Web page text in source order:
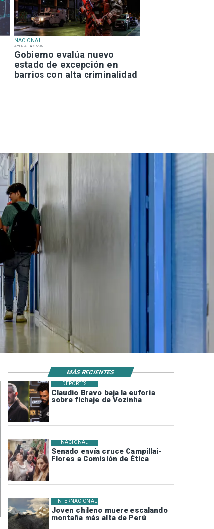
NACIONAL
AYER A LAS 9:49
Gobierno evalúa nuevo
estado de excepción en
barrios con alta criminalidad
Claudio Bravo baja la euforia
sobre fichaje de Vozinha
DEPORTES
Senado envía cruce Campillai-
Flores a Comisión de Ética
NACIONAL
Joven chileno muere escalando
montaña más alta de Perú
INTERNACIONAL
MÁS RECIENTES